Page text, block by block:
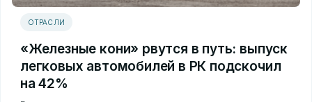
ОТРАСЛИ
«Железные кони» рвутся в путь: выпуск
легковых автомобилей в РК подскочил
на 42%